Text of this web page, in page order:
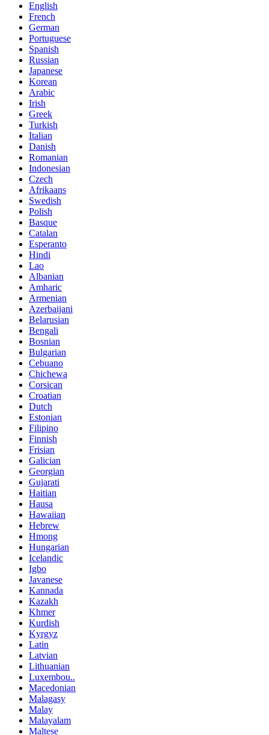
English
French
German
Portuguese
Spanish
Russian
Japanese
Korean
Arabic
Irish
Greek
Turkish
Italian
Danish
Romanian
Indonesian
Czech
Afrikaans
Swedish
Polish
Basque
Catalan
Esperanto
Hindi
Lao
Albanian
Amharic
Armenian
Azerbaijani
Belarusian
Bengali
Bosnian
Bulgarian
Cebuano
Chichewa
Corsican
Croatian
Dutch
Estonian
Filipino
Finnish
Frisian
Galician
Georgian
Gujarati
Haitian
Hausa
Hawaiian
Hebrew
Hmong
Hungarian
Icelandic
Igbo
Javanese
Kannada
Kazakh
Khmer
Kurdish
Kyrgyz
Latin
Latvian
Lithuanian
Luxembou..
Macedonian
Malagasy
Malay
Malayalam
Maltese